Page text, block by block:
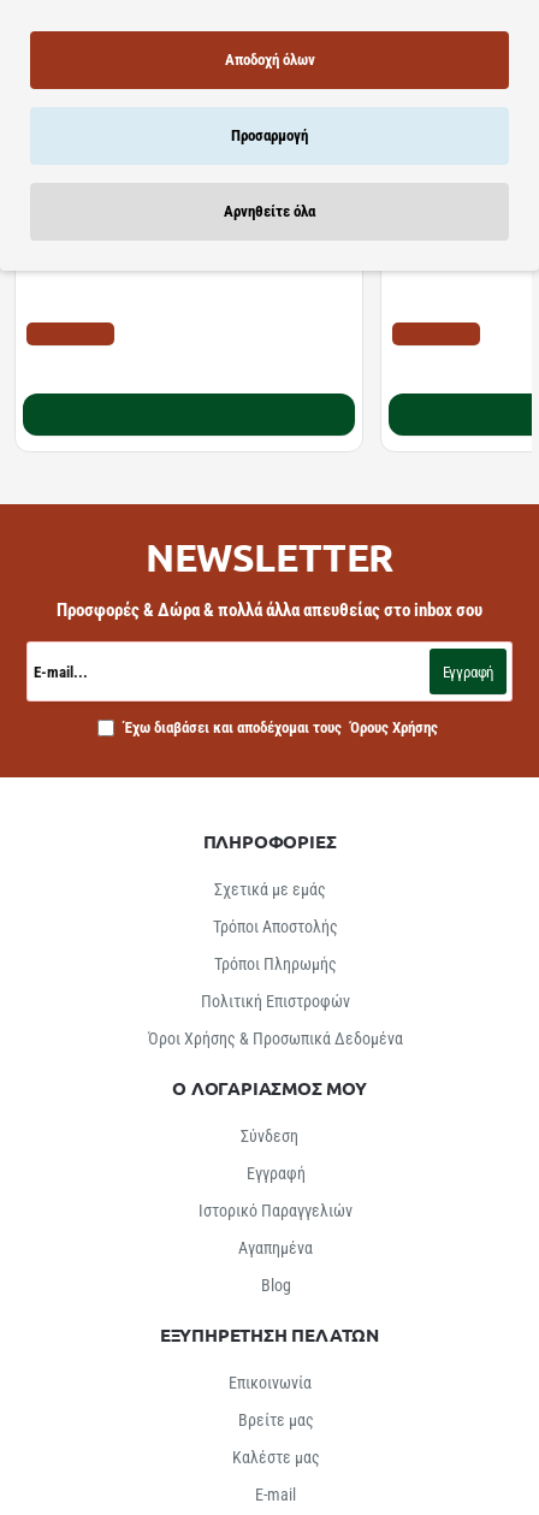
Σχετικά Προϊόντα Bestsellers Είδατε Πρόσφατα
Διαθέσιμο
Algoral Protect | Συμπλήρωμα Διατροφής για την
Διαθέσιμο
Lanes | NightAde
NEWSLETTER
Προσφορές & Δώρα & πολλά άλλα απευθείας στο inbox σου
mail...
Εγγραφή
Έχω διαβάσει και αποδέχομαι τους Όρους Χρήσης
ΠΛΗΡΟΦΟΡΙΕΣ
Σχετικά με εμάς
Τρόποι Αποστολής
Τρόποι Πληρωμής
Πολιτική Επιστροφών
Όροι Χρήσης & Προσωπικά Δεδομένα
Ο ΛΟΓΑΡΙΑΣΜΟΣ ΜΟΥ
Σύνδεση
Εγγραφή
Ιστορικό Παραγγελιών
Αγαπημένα
Βlog
ΕΞΥΠΗΡΕΤΗΣΗ ΠΕΛΑΤΩΝ
Επικοινωνία
Βρείτε μας
Καλέστε μας
E-mail
Αποδοχή όλων
Προσαρμογή
Αρνηθείτε όλα